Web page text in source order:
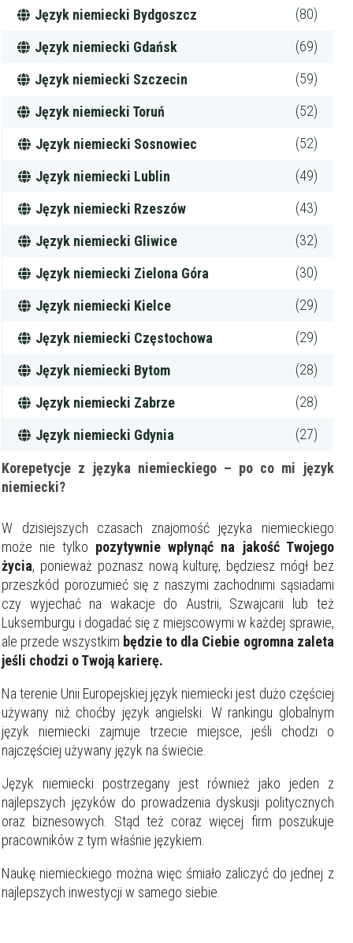
Język niemiecki Bydgoszcz (80)
Język niemiecki Gdańsk (69)
Język niemiecki Szczecin (59)
Język niemiecki Toruń (52)
Język niemiecki Sosnowiec (52)
Język niemiecki Lublin (49)
Język niemiecki Rzeszów (43)
Język niemiecki Gliwice (32)
Język niemiecki Zielona Góra (30)
Język niemiecki Kielce (29)
Język niemiecki Częstochowa (29)
Język niemiecki Bytom (28)
Język niemiecki Zabrze (28)
Język niemiecki Gdynia (27)
Korepetycje z języka niemieckiego – po co mi język
niemiecki?
W dzisiejszych czasach znajomość języka niemieckiego
może nie tylko pozytywnie wpłynąć na jakość Twojego
życia, ponieważ poznasz nową kulturę, będziesz mógł bez
przeszkód porozumieć się z naszymi zachodnimi sąsiadami
czy wyjechać na wakacje do Austrii, Szwajcarii lub też
Luksemburgu i dogadać się z miejscowymi w każdej sprawie,
ale przede wszystkim będzie to dla Ciebie ogromna zaleta
jeśli chodzi o Twoją karierę.
Na terenie Unii Europejskiej język niemiecki jest dużo częściej
używany niż choćby język angielski. W rankingu globalnym
język niemiecki zajmuje trzecie miejsce, jeśli chodzi o
najczęściej używany język na świecie.
Język niemiecki postrzegany jest również jako jeden z
najlepszych języków do prowadzenia dyskusji politycznych
oraz biznesowych. Stąd też coraz więcej firm poszukuje
pracowników z tym właśnie językiem.
Naukę niemieckiego można więc śmiało zaliczyć do jednej z
najlepszych inwestycji w samego siebie.